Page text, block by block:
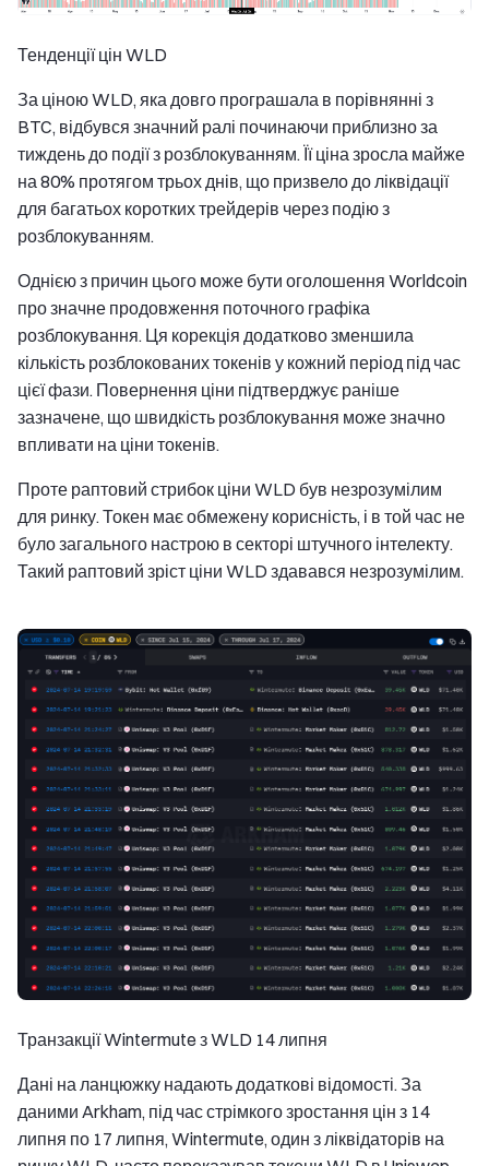
Тенденції цін WLD
За ціною WLD, яка довго програшала в порівнянні з
BTC, відбувся значний ралі починаючи приблизно за
тиждень до події з розблокуванням. Її ціна зросла майже
на 80% протягом трьох днів, що призвело до ліквідації
для багатьох коротких трейдерів через подію з
розблокуванням.
Однією з причин цього може бути оголошення Worldcoin
про значне продовження поточного графіка
розблокування. Ця корекція додатково зменшила
кількість розблокованих токенів у кожний період під час
цієї фази. Повернення ціни підтверджує раніше
зазначене, що швидкість розблокування може значно
впливати на ціни токенів.
Проте раптовий стрибок ціни WLD був незрозумілим
для ринку. Токен має обмежену корисність, і в той час не
було загального настрою в секторі штучного інтелекту.
Такий раптовий зріст ціни WLD здавався незрозумілим.
Транзакції Wintermute з WLD 14 липня
Дані на ланцюжку надають додаткові відомості. За
даними Arkham, під час стрімкого зростання цін з 14
липня по 17 липня, Wintermute, один з ліквідаторів на